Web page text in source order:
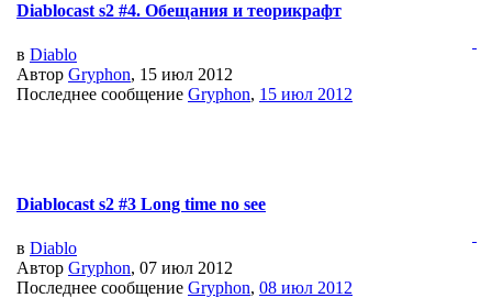
Diablocast s2 #4. Обещания и теорикрафт
в Diablo
Автор Gryphon, 15 июл 2012
Последнее сообщение Gryphon, 15 июл 2012
Diablocast s2 #3 Long time no see
в Diablo
Автор Gryphon, 07 июл 2012
Последнее сообщение Gryphon, 08 июл 2012